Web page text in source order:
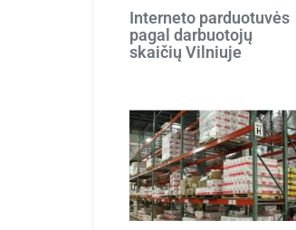
Interneto parduotuvės
pagal darbuotojų
skaičių Vilniuje